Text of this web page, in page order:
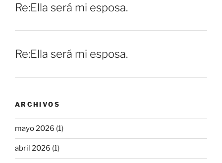
Re:Ella será mi esposa.
Re:Ella será mi esposa.
ARCHIVOS
mayo 2026 (1)
abril 2026 (1)